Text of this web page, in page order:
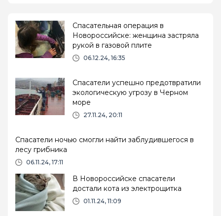
Спасательная операция в
Новороссийске: женщина застряла
рукой в газовой плите
06.12.24, 16:35
Спасатели успешно предотвратили
экологическую угрозу в Черном
море
27.11.24, 20:11
Спасатели ночью смогли найти заблудившегося в
лесу грибника
06.11.24, 17:11
В Новороссийске спасатели
достали кота из электрощитка
01.11.24, 11:09